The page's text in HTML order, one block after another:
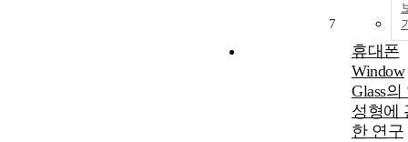
7
휴대폰
Window
Glass의
성형에
한 연구